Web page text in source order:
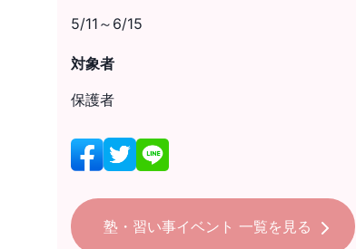
5/11～6/15
対象者
保護者
塾・習い事イベント 一覧を見る